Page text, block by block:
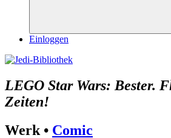
Suchen
Einloggen
LEGO Star Wars: Bester.
Zeiten!
Werk • Comic